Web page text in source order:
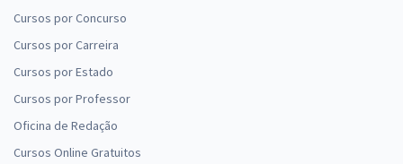
DPE MT - Defensoria Pública de Mato Grosso - Conhecimentos
Específicos para Analista - Administrador
Cursos por Concurso
Cursos por Carreira
Cursos por Estado
Cursos por Professor
Oficina de Redação
Cursos Online Gratuitos